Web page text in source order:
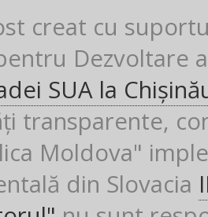
creat cu
Dezvoltare
SUA la
transparente,
Moldova"
din Slovacia